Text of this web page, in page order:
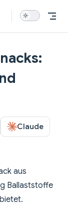
Claude
aus
Ballaststoffe